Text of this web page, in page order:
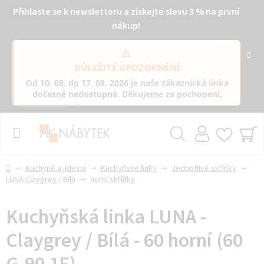
Přihlaste se k newsletteru a získejte slevu 3 % na první
nákup!
⚠️
DŮLEŽITÉ UPOZORNĚNÍ
Od 10. 08. do 17. 08. 2026 je naše zákaznická linka
dočasně nedostupná. Děkujeme za pochopení.
DomůKuchyně a jídelna Kuchyňské linky
Jednotlivé skříňky
LUNA Claygrey / Bílá
horní skříňky
Kuchyňská linka LUNA -
Claygrey / Bílá - 60 horní (60